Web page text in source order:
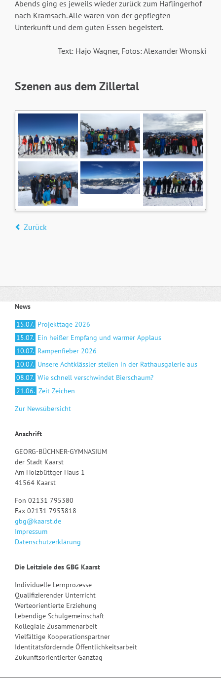
Abends ging es jeweils wieder zurück zum Haflingerhof
nach Kramsach. Alle waren von der gepflegten
Unterkunft und dem guten Essen begeistert.
Text: Hajo Wagner, Fotos: Alexander Wronski
Szenen aus dem Zillertal
Zurück
News
15.07. Projekttage 2026
15.07. Ein heißer Empfang und warmer Applaus
10.07. Rampenfieber 2026
10.07. Unsere Achtklässler stellen in der Rathausgalerie aus
08.07. Wie schnell verschwindet Bierschaum?
21.06. Zeit Zeichen
Zur Newsübersicht
Anschrift
GEORG-BÜCHNER-GYMNASIUM
der Stadt Kaarst
Am Holzbüttger Haus 1
41564 Kaarst
Fon 02131 795380
Fax 02131 7953818
gbg@kaarst.de
Impressum
Datenschutzerklärung
Die Leitziele des GBG Kaarst
Individuelle Lernprozesse
Qualifizierender Unterricht
Werteorientierte Erziehung
Lebendige Schulgemeinschaft
Kollegiale Zusammenarbeit
Vielfältige Kooperationspartner
Identitätsfördernde Öffentlichkeitsarbeit
Zukunftsorientierter Ganztag